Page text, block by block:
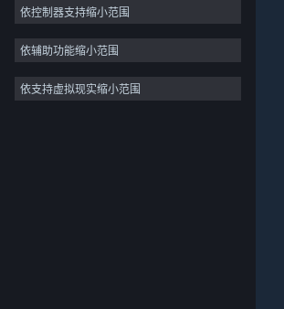
关于蒸汽平台|退款政策|软件许可服务协议
个人信息保护政策|个人信息出境告知书|
模拟
竞速
体育
视频制作
依控制器支持缩小范围
依辅助功能缩小范围
依支持虚拟现实缩小范围